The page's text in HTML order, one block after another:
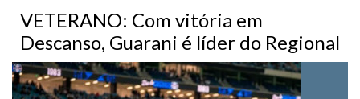
VETERANO: Com vitória em
Descanso, Guarani é líder do Regional